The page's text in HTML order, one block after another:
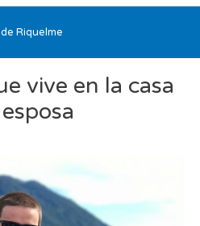
Riquelme
vive en la casa